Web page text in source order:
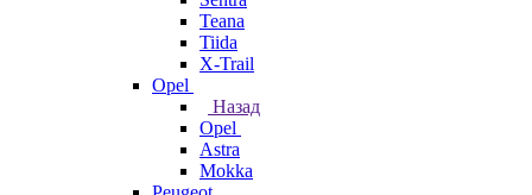
Teana
Tiida
X-Trail
Opel
Назад
Opel
Astra
Mokka